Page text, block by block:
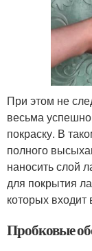
При этом не
весьма
покраску. В
полного
наносить слой
для покрытия
которых
Пробковые